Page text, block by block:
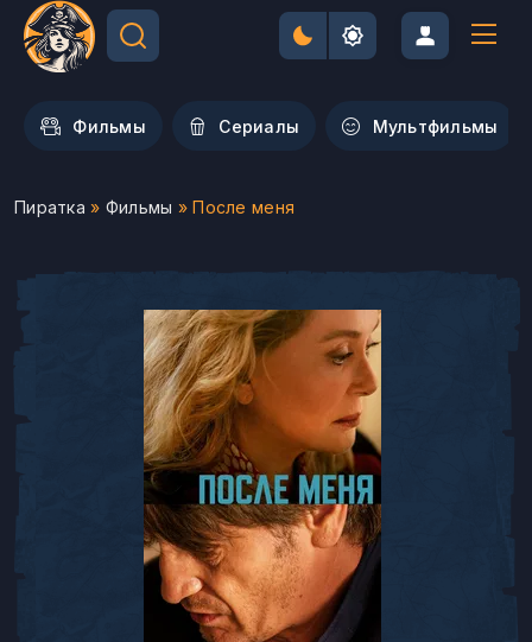
Фильмы Сериалы Мультфильмы
Пиратка » Фильмы » После меня